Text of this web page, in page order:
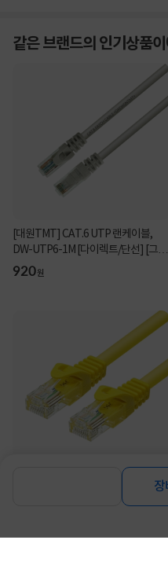
장
같은 브랜드의 인기상품
[대원TMT] CAT.6 UTP 랜케이블,
DW-UTP6-1M [다이렉트/단선] [그레
이/1m]
920원
[대원TMT] CAT.5e UTP 랜케이블,
DW-UTP5EY-2M [다이렉트/단선] [옐